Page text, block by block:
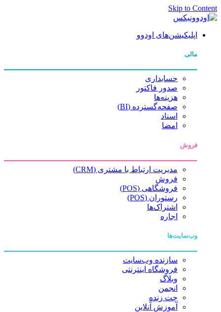
Skip to Content
اپلیکیشن‌های اودوو
مالی
حسابداری
صدور فاکتور
هزینه‌ها
صفحه‌گسترده (BI)
اسناد
امضا
فروش
مدیریت ارتباط با مشتری (CRM)
فروش
فروشگاهی (POS)
رستوران (POS)
اشتراک‌ها
اجاره
وب‌سایت‌ها
سازنده وب‌سایت
فروشگاه اینترنتی
وبلاگ
انجمن
چت زنده
آموزش آنلاین